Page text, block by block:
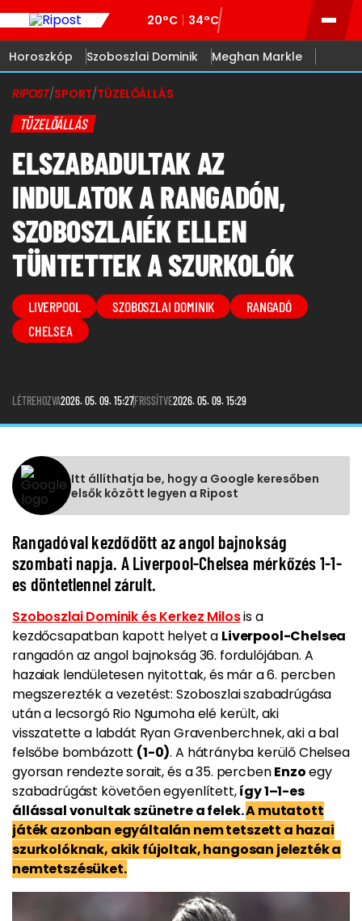
20°C 34°C
Horoszkóp Szoboszlai Dominik Meghan Markle
RIPOST/SPORT/TÜZELŐÁLLÁS
TÜZELŐÁLLÁS
ELSZABADULTAK AZ
INDULATOK A RANGADÓN,
SZOBOSZLAIÉK ELLEN
TÜNTETTEK A SZURKOLÓK
LIVERPOOL SZOBOSZLAI DOMINIK
RANGADÓ
CHELSEA
LÉTREHOZVA2026. 05. 09. 15:27FRISSÍTVE2026. 05. 09. 15:29
Itt állíthatja be, hogy a Google keresőben
elsők között legyen a Ripost
Rangadóval kezdődött az angol bajnokság
szombati napja. A Liverpool-Chelsea mérkőzés 1-1-
es döntetlennel zárult.
Szoboszlai Dominik és Kerkez Milosis a
kezdőcsapatban kapott helyet a Liverpool-Chelsea
rangadón az angol bajnokság 36. fordulójában. A
hazaiak lendületesen nyitottak, és már a 6. percben
megszerezték a vezetést: Szoboszlai szabadrúgása
után a lecsorgó Rio Ngumoha elé került, aki
visszatette a labdát Ryan Gravenberchnek, aki a bal
felsőbe bombázott (1-0). A hátrányba kerülő Chelsea
gyorsan rendezte sorait, és a 35. percbenEnzoegy
szabadrúgást követően egyenlített,így 1–1-es
állással vonultak szünetre a felek.A mutatott
játék azonban egyáltalán nem tetszett a hazai
szurkolóknak, akik fújoltak, hangosan jelezték a
nemtetszésüket.